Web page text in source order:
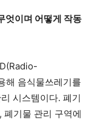
엇이며 어떻게 작동
음식물쓰레기를
시스템이다. 폐기
폐기물 관리 구역에